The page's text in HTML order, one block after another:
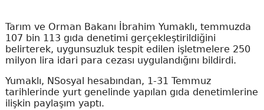
Tarım ve Orman Bakanı İbrahim Yumaklı, temmuzda
107 bin 113 gıda denetimi gerçekleştirildiğini
belirterek, uygunsuzluk tespit edilen işletmelere 250
milyon lira idari para cezası uygulandığını bildirdi.
Yumaklı, NSosyal hesabından, 1-31 Temmuz
tarihlerinde yurt genelinde yapılan gıda denetimlerine
ilişkin paylaşım yaptı.